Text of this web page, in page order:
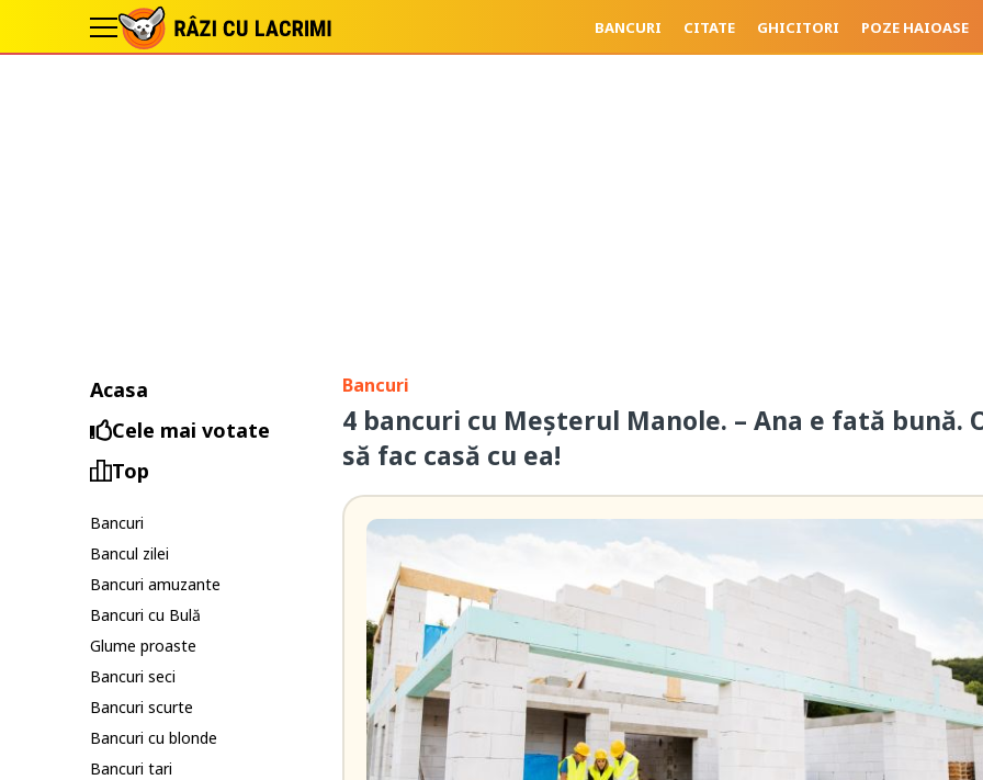
BANCURI CITATE GHICITORI POZE HAIOASE
Acasa
Cele mai votate
Top
Bancuri
Bancul zilei
Bancuri amuzante
Bancuri cu Bulă
Glume proaste
Bancuri seci
Bancuri scurte
Bancuri cu blonde
Bancuri tari
Bancuri
4 bancuri cu Meșterul Manole. – Ana e fată bună.
să fac casă cu ea!